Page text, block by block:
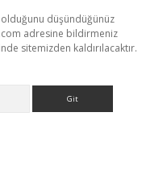
olduğunu düşündüğünüz
adresine bildirmeniz
sitemizden kaldırılacaktır.